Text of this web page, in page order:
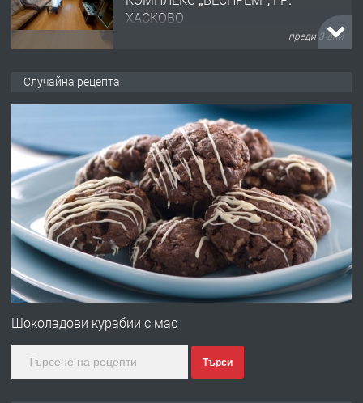
ХАСКОВО
преди 3 дни
АПАРТАМЕНТ В ЦЕНТЪРА НА ГР.
ХАСКОВО
преди 4 дни
ПРЕДЛАГА Давам гараж под наем
преди 4 дни
ПРЕДЛАГА
№4120 Магазин/Офис под наем в
до градската градина!
Случайна рецепта
Шоколадови курабии с мас
Търси